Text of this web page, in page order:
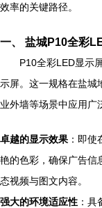
效率的关键路径。
一、 盐城P10全彩
P10全彩LED显示
示屏。这一规格在盐城
业外墙等场景中应用广
卓越的显示效果 ：即
艳的色彩，确保广告信
态视频与图文内容。
强大的环境适应性 ：